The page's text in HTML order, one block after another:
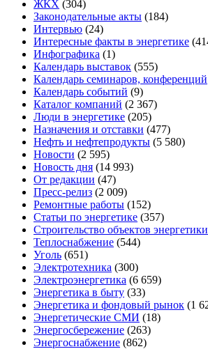
ЖКХ (304)
Законодательные акты (184)
Интервью (24)
Интересные факты в энергетике
Инфографика (1)
Календарь выставок (555)
Календарь семинаров, конференций
Календарь событий (9)
Каталог компаний (2 367)
Люди в энергетике (205)
Назначения и отставки (477)
Нефть и нефтепродукты (5 580)
Новости (2 595)
Новость дня (14 993)
От редакции (47)
Пресс-релиз (2 009)
Ремонтные работы (152)
Статьи по энергетике (357)
Строительство объектов энергетики
Теплоснабжение (544)
Уголь (651)
Электротехника (300)
Электроэнергетика (6 659)
Энергетика в быту (33)
Энергетика и фондовый рынок (1
Энергетические СМИ (18)
Энергосбережение (263)
Энергоснабжение (862)